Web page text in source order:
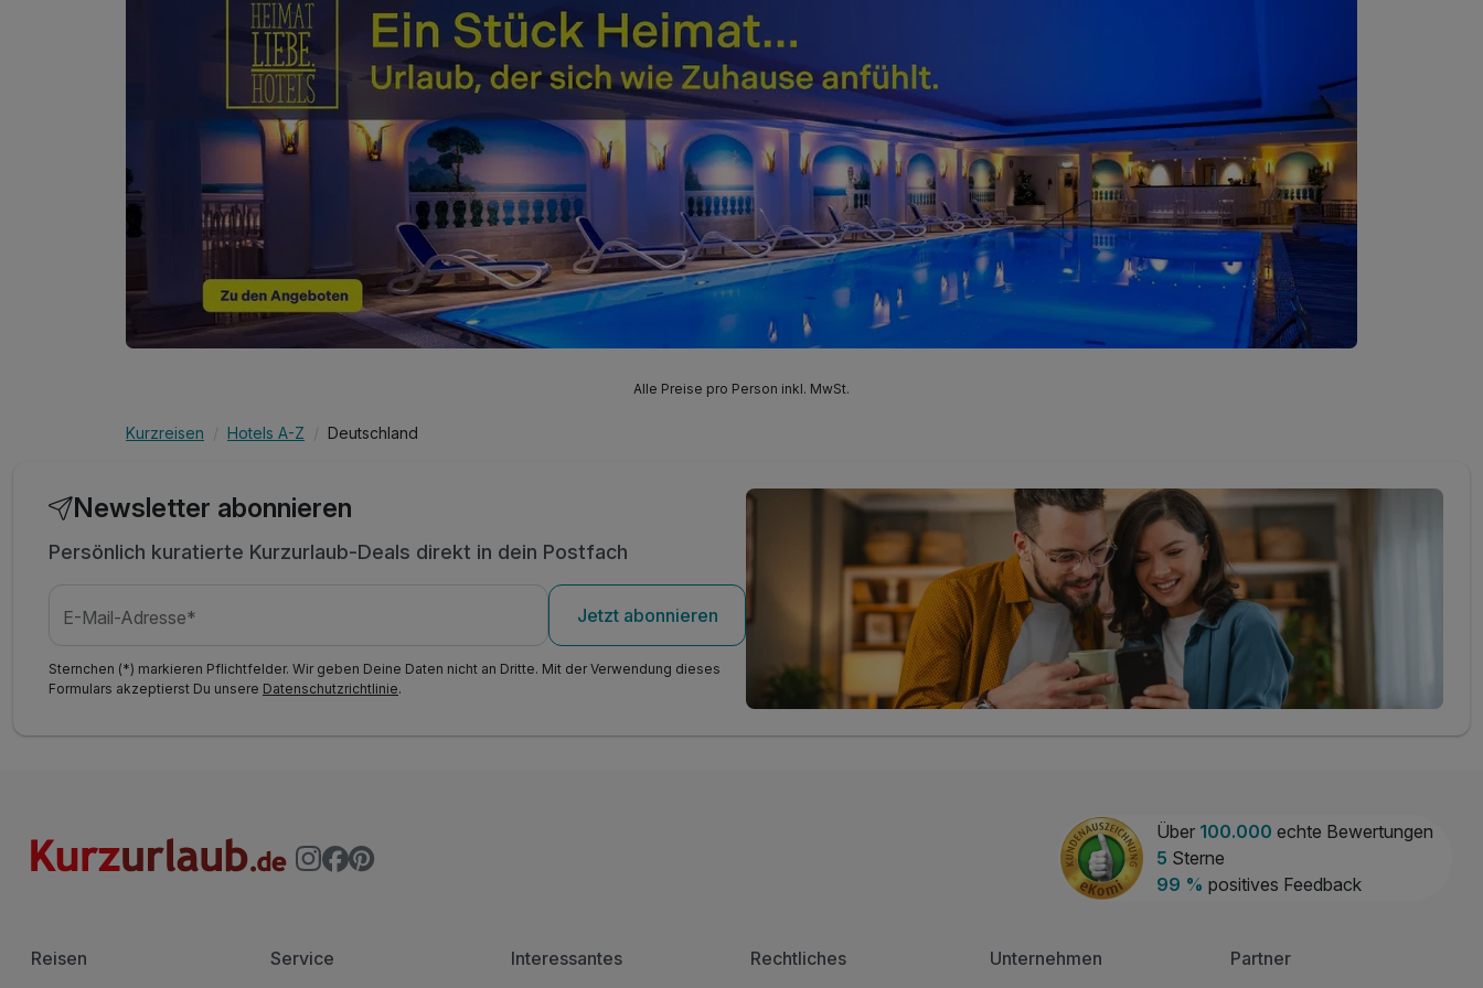
inkl. Gästekarte mit vielen Vergünstigungen
Buchung am Anreisetag bis 20:00 Uhr möglich
Apartment mit Zooblick (nach Verfügbarkeit)
inkl. W-LAN Nutzung
inkl. Fahrradgarage mit E-Bike-Ladestation
inkl. Verleihservice
Alle Preise pro Person inkl. MwSt.
Kurzreisen Hotels A-Z Deutschland
Newsletter abonnieren
Persönlich kuratierte Kurzurlaub-Deals direkt in dein Postfach
E-Mail-Adresse* Jetzt abonnieren
Sternchen (*) markieren Pflichtfelder. Wir geben Deine Daten nicht an Dritte. Mit der Verwendung dieses
Formulars akzeptierst Du unsere Datenschutzrichtlinie.
Über 100.000 echte Bewertungen
5 Sterne
99 % positives Feedback
Reisen Service Interessantes Rechtliches Unternehmen Partner